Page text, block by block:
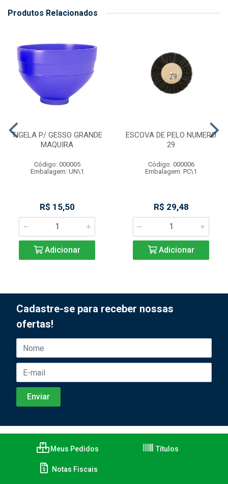
Produtos Relacionados
TIGELA P/ GESSO GRANDE
MAQUIRA
Código: 000005
Embalagem: UN\1
R$ 15,50
Adicionar
ESCOVA DE PELO NUMERO
29
Código: 000006
Embalagem: PC\1
R$ 29,48
Adicionar
Cadastre-se para receber nossas
ofertas!
Meus Pedidos Títulos
Notas Fiscais